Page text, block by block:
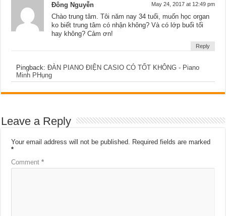
Đông Nguyễn May 24, 2017 at 12:49 pm
Chào trung tâm. Tôi năm nay 34 tuổi, muốn học organ
ko biết trung tâm có nhận không? Và có lớp buổi tối
hay không? Cảm ơn!
Reply
Pingback:ĐÀN PIANO ĐIỆN CASIO CÓ TỐT KHÔNG - Piano
Minh PHụng
Leave a Reply
Your email address will not be published.
Required fields are marked
*
Comment*